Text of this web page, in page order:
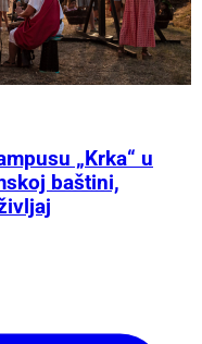
„Krka“ u
baštini,